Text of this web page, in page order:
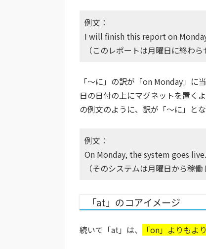
例文：
I will finish this report on
（このレポートは月曜日に終わら
「〜に」の訳が「on Monday」
日の日付の上にマグネットを置く
の例文のように、訳が「〜に」と
例文：
On Monday, the system goes live.
（そのシステムは月曜日から稼働
「at」のコアイメージ
続いて「at」は、 「on」よりもよ